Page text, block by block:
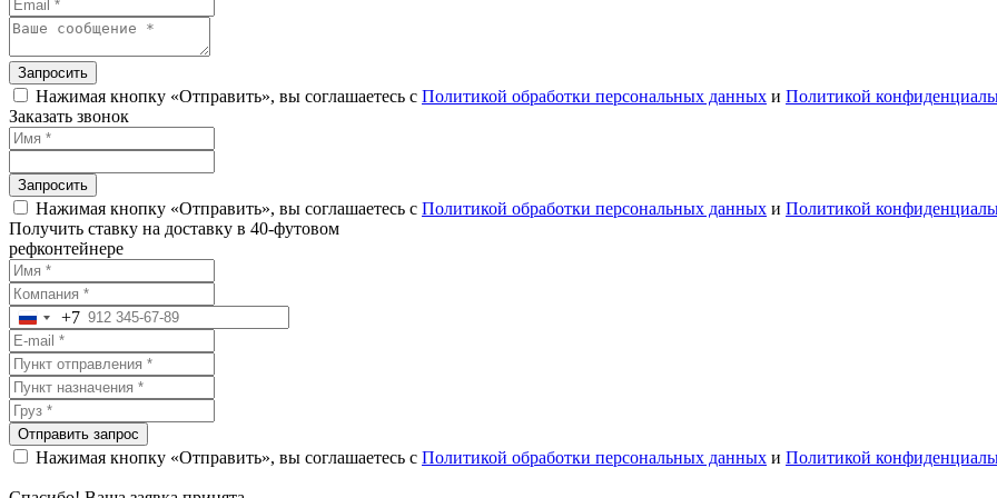
Запросить
Нажимая кнопку «Отправить», вы соглашаетесь с Политикой обработки персональных данных и Политикой
Заказать звонок
Запросить
Нажимая кнопку «Отправить», вы соглашаетесь с Политикой обработки персональных данных и Политикой
Получить ставку на доставку в 40-футовом
рефконтейнере
Russia
+7
+7
Отправить запрос
Нажимая кнопку «Отправить», вы соглашаетесь с Политикой обработки персональных данных и Политикой